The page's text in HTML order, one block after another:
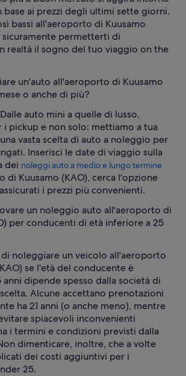
base ai prezzi degli ultimi sette giorni.
bassi all'aeroporto di Kuusamo
sicuramente permetterti di
realtà il sogno del tuo viaggio on the
un'auto all'aeroporto di Kuusamo
o anche di più?
auto mini a quelle di lusso,
i pickup e non solo: mettiamo a tua
vasta scelta di auto a noleggio per
Inserisci le date di viaggio sulla
dei noleggi auto a medio e lungo termine
di Kuusamo (KAO), cerca l'opzione
i prezzi più convenienti.
un noleggio auto all'aeroporto di
per conducenti di età inferiore a 25
di noleggiare un veicolo all'aeroporto
se l'età del conducente è
dipende spesso dalla società di
Alcune accettano prenotazioni
ha 21 anni (o anche meno), mentre
spiacevoli inconvenienti
i termini e condizioni previsti dalla
dimenticare, inoltre, che a volte
dei costi aggiuntivi per i
25.